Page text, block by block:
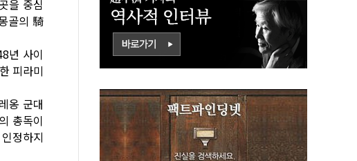
을 중심
골의 騎
년 사이
피라미
옹 군대
총독이
정하지